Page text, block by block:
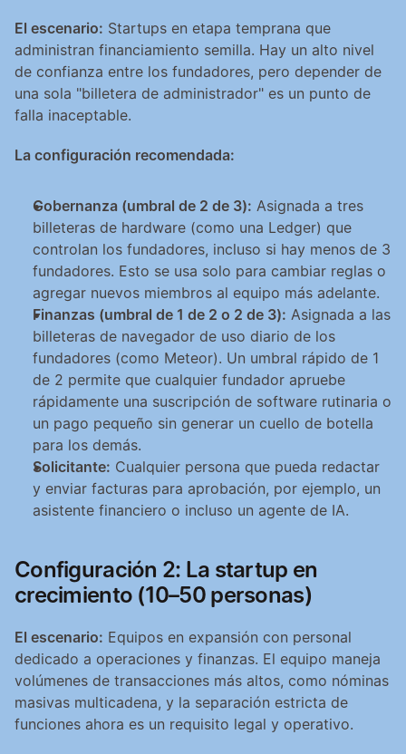
El escenario: Startups en etapa temprana que
administran financiamiento semilla. Hay un alto nivel
de confianza entre los fundadores, pero depender de
una sola "billetera de administrador" es un punto de
falla inaceptable.
La configuración recomendada:
Gobernanza (umbral de 2 de 3): Asignada a tres
billeteras de hardware (como una Ledger) que
controlan los fundadores, incluso si hay menos de 3
fundadores. Esto se usa solo para cambiar reglas o
agregar nuevos miembros al equipo más adelante.
Finanzas (umbral de 1 de 2 o 2 de 3): Asignada a las
billeteras de navegador de uso diario de los
fundadores (como Meteor). Un umbral rápido de 1
de 2 permite que cualquier fundador apruebe
rápidamente una suscripción de software rutinaria o
un pago pequeño sin generar un cuello de botella
para los demás.
Solicitante: Cualquier persona que pueda redactar
y enviar facturas para aprobación, por ejemplo, un
asistente financiero o incluso un agente de IA.
Configuración 2: La startup en
crecimiento (10–50 personas)
El escenario: Equipos en expansión con personal
dedicado a operaciones y finanzas. El equipo maneja
volúmenes de transacciones más altos, como nóminas
masivas multicadena, y la separación estricta de
funciones ahora es un requisito legal y operativo.